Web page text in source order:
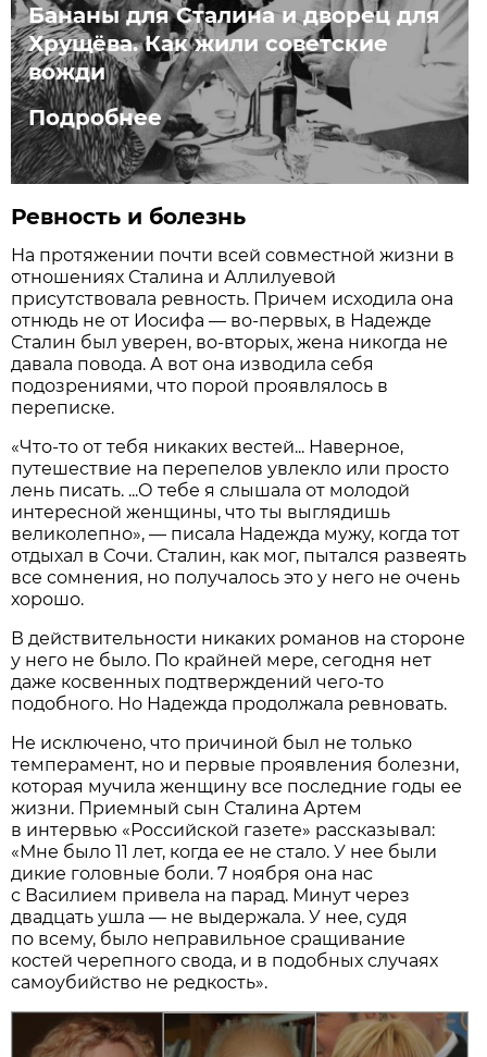
Бананы для Сталина и дворец для
Хрущёва. Как жили советские
вожди
Подробнее
Ревность и болезнь
На протяжении почти всей совместной жизни в
отношениях Сталина и Аллилуевой
присутствовала ревность. Причем исходила она
отнюдь не от Иосифа — во-первых, в Надежде
Сталин был уверен, во-вторых, жена никогда не
давала повода. А вот она изводила себя
подозрениями, что порой проявлялось в
переписке.
«Что-то от тебя никаких вестей... Наверное,
путешествие на перепелов увлекло или просто
лень писать. ...О тебе я слышала от молодой
интересной женщины, что ты выглядишь
великолепно», — писала Надежда мужу, когда тот
отдыхал в Сочи. Сталин, как мог, пытался развеять
все сомнения, но получалось это у него не очень
хорошо.
В действительности никаких романов на стороне
у него не было. По крайней мере, сегодня нет
даже косвенных подтверждений чего-то
подобного. Но Надежда продолжала ревновать.
Не исключено, что причиной был не только
темперамент, но и первые проявления болезни,
которая мучила женщину все последние годы ее
жизни. Приемный сын Сталина Артем
в интервью «Российской газете» рассказывал:
«Мне было 11 лет, когда ее не стало. У нее были
дикие головные боли. 7 ноября она нас
с Василием привела на парад. Минут через
двадцать ушла — не выдержала. У нее, судя
по всему, было неправильное сращивание
костей черепного свода, и в подобных случаях
самоубийство не редкость».